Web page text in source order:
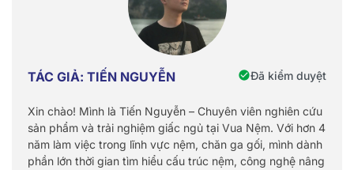
TÁC GIẢ: TIẾN NGUYỄN Đã kiểm duyệt
Xin chào! Mình là Tiến Nguyễn – Chuyên viên nghiên cứu
sản phẩm và trải nghiệm giấc ngủ tại Vua Nệm. Với hơn 4
năm làm việc trong lĩnh vực nệm, chăn ga gối, mình dành
phần lớn thời gian tìm hiểu cấu trúc nệm, công nghệ nâng